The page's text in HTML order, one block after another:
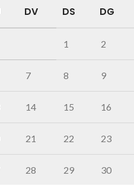
DV DS DG
1 2
7 8 9
14 15 16
21 22 23
28 29 30